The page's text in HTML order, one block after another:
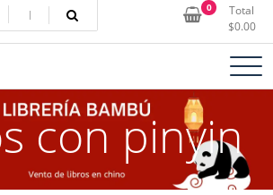
0
Total
$0.00
con pinyin